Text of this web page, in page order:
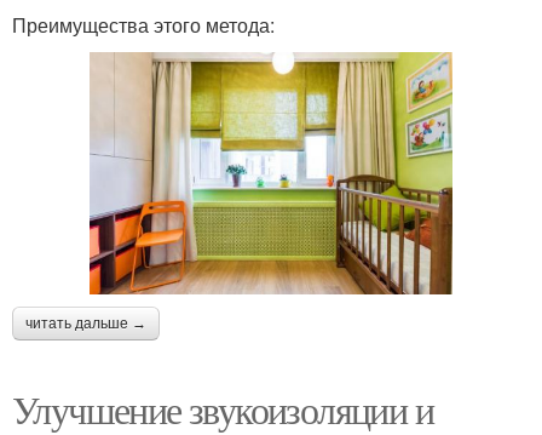
Преимущества этого метода:
читать дальше →
Улучшение звукоизоляции и